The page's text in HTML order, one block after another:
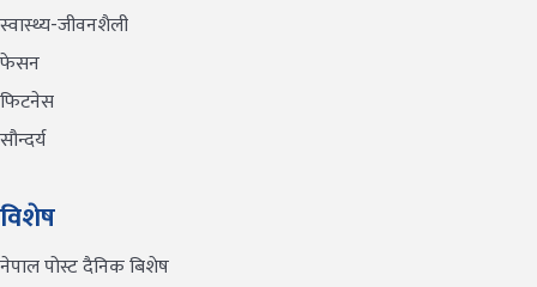
स्वास्थ्य-जीवनशैली
फेसन
फिटनेस
सौन्दर्य
विशेष
नेपाल पोस्ट दैनिक बिशेष